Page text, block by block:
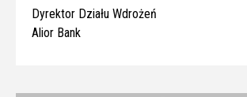
Dyrektor Działu Wdrożeń
Alior Bank